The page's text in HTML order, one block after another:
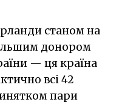
станом на
донором
— ця країна
всі 42
пари